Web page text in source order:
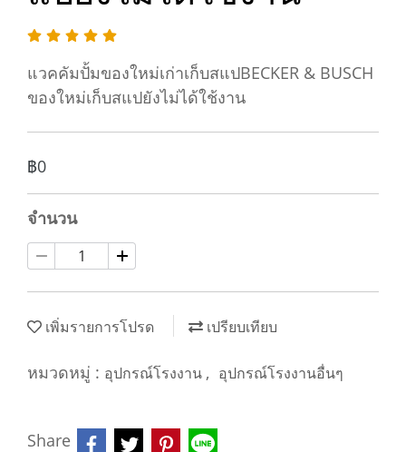
แวคคัมปั้มของใหม่เก่าเก็บสแปBECKER & BUSCH
ของใหม่เก็บสแปยังไม่ได้ใช้งาน
฿0
จำนวน
เพิ่มรายการโปรด เปรียบเทียบ
หมวดหมู่ : อุปกรณ์โรงงาน , อุปกรณ์โรงงานอื่นๆ
Share